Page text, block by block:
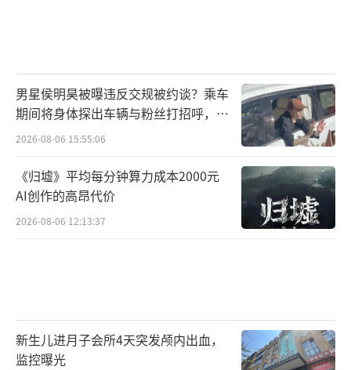
男星侯明昊被曝违反交规被约谈？乘车
期间将身体探出车辆与粉丝打招呼，当
地交警回应
2026-08-06 15:55:06
《归墟》平均每分钟算力成本2000元
AI创作的高昂代价
2026-08-06 12:13:37
新生儿进月子会所4天突发颅内出血，
监控曝光